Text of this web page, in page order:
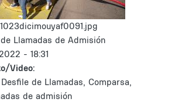
Llamadas de Admisión
- 18:31
Video:
de Llamadas, Comparsa,
de admisión